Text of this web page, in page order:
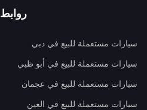
روابط
سيارات مستعملة للبيع في دبي
سيارات مستعملة للبيع في أبو ظبي
سيارات مستعملة للبيع في عجمان
سيارات مستعملة للبيع في العين